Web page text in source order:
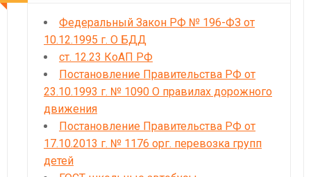
Федеральный Закон РФ № 196-ФЗ от
10.12.1995 г. О БДД
ст. 12.23 КоАП РФ
Постановление Правительства РФ от
23.10.1993 г. № 1090 О правилах дорожного
движения
Постановление Правительства РФ от
17.10.2013 г. № 1176 орг. перевозка групп
детей